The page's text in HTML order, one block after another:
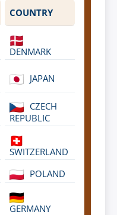
COUNTRY
DENMARK
JAPAN
CZECH
REPUBLIC
SWITZERLAND
POLAND
GERMANY